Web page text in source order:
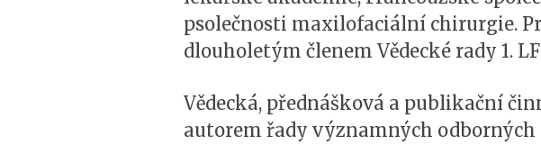
psolečnosti maxilofaciální chirurgie.
dlouholetým členem Vědecké rady 1.
Vědecká, přednášková a publikační
autorem řady významných